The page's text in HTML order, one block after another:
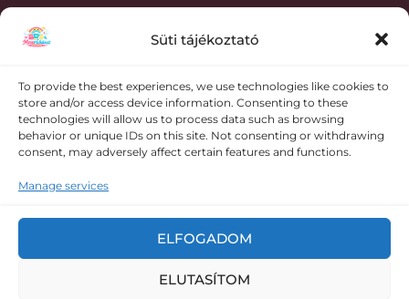
Süti tájékoztató
To provide the best experiences, we use technologies like cookies to
store and/or access device information. Consenting to these
technologies will allow us to process data such as browsing
behavior or unique IDs on this site. Not consenting or withdrawing
consent, may adversely affect certain features and functions.
Manage services
ELFOGADOM
ELUTASÍTOM
+36 30 358 0986
meseruhazat@gmail.com